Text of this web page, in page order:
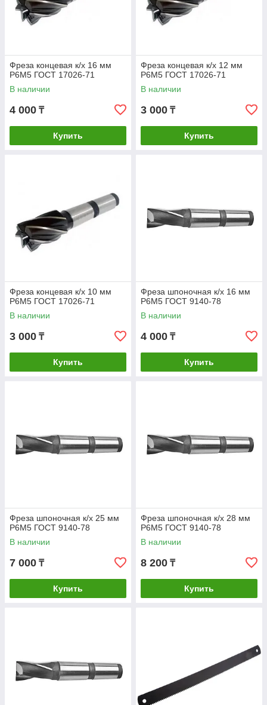
Фреза концевая к/х 16 мм
Р6М5 ГОСТ 17026-71
В наличии
4 000 ₸
Купить
Фреза концевая к/х 12 мм
Р6М5 ГОСТ 17026-71
В наличии
3 000 ₸
Купить
Фреза концевая к/х 10 мм
Р6М5 ГОСТ 17026-71
В наличии
3 000 ₸
Купить
Фреза шпоночная к/х 16 мм
Р6М5 ГОСТ 9140-78
В наличии
4 000 ₸
Купить
Фреза шпоночная к/х 25 мм
Р6М5 ГОСТ 9140-78
В наличии
7 000 ₸
Купить
Фреза шпоночная к/х 28 мм
Р6М5 ГОСТ 9140-78
В наличии
8 200 ₸
Купить